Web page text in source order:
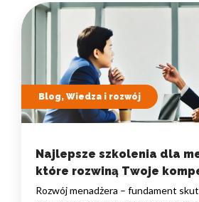
Blog, Wiedza i rozwój
Najlepsze szkolenia dla
które rozwiną Twoje
Rozwój menadżera – fundament